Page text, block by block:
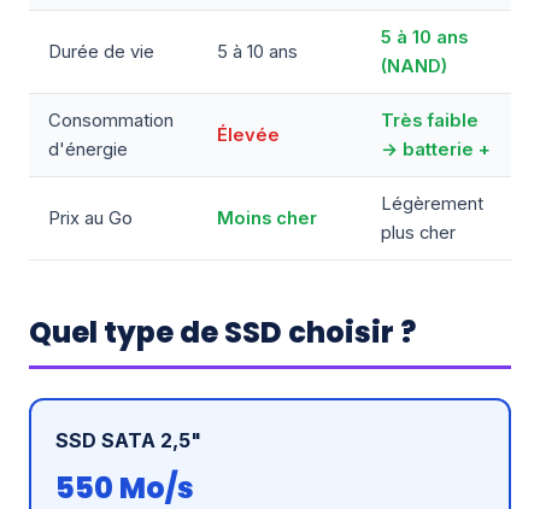
Durée de vie 5 à 10 ans
5 à 10 ans
(NAND)
Consommation
d'énergie
Élevée
Très faible
→ batterie +
Prix au Go Moins cher
Légèrement
plus cher
Quel type de SSD choisir ?
SSD SATA 2,5"
550 Mo/s